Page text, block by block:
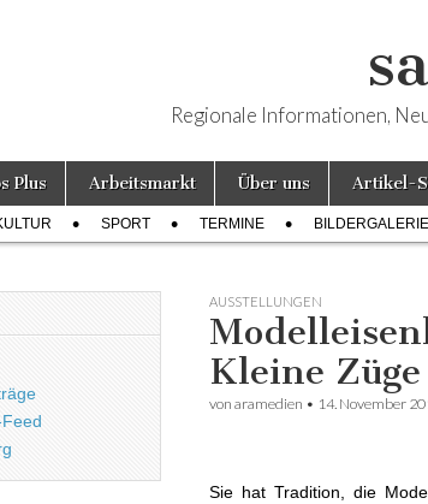
Regionale Informationen,
Plus Arbeitsmarkt Über uns Artikel-
SPORT TERMINE
AUSSTELLUNGEN
Kleine
von aramedien • 14. November
Sie hat Tradition, die